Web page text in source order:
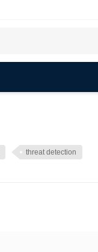
threat detection